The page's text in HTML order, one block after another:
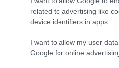
related to advertising like
device identifiers in apps.
I want to allow my user
Google for online
προϋποθέσεις! «Πήγα
πράγματι έχουμε πάρει
δεν γίνεται να έρθουν
δεν δεχόμαστε και να